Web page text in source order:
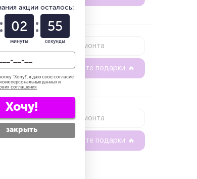
Узнать цену ремонта
Запишитесь и получите подарки 🔥
Узнать цену ремонта
Запишитесь и получите подарки 🔥
акции осталось:
02
минуты
54
секунды
"Хочу!", я даю свое согласие
персональных данных и
соглашения
Хочу!
закрыть